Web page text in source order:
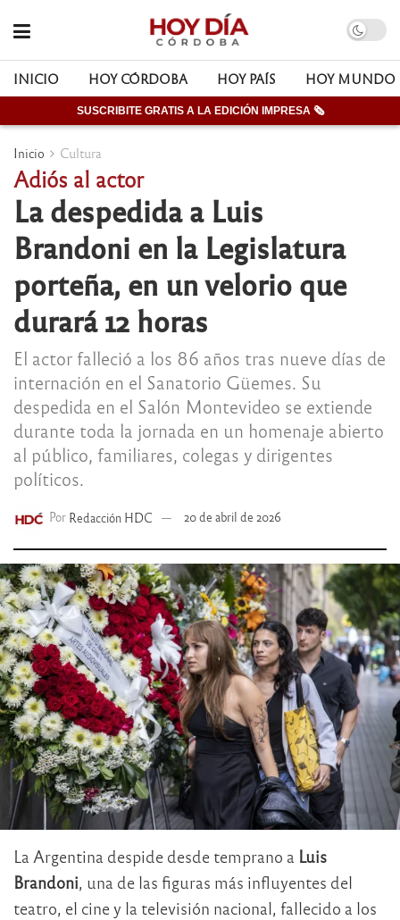
INICIO HOY CÓRDOBA HOY PAÍS HOY MUNDO
SUSCRIBITE GRATIS A LA EDICIÓN IMPRESA 🗞
Inicio Cultura
Adiós al actor
La despedida a Luis
Brandoni en la Legislatura
porteña, en un velorio que
durará 12 horas
El actor falleció a los 86 años tras nueve días de
internación en el Sanatorio Güemes. Su
despedida en el Salón Montevideo se extiende
durante toda la jornada en un homenaje abierto
al público, familiares, colegas y dirigentes
políticos.
Por Redacción HDC 20 de abril de 2026
La Argentina despide desde temprano a Luis
Brandoni, una de las figuras más influyentes del
teatro, el cine y la televisión nacional, fallecido a los